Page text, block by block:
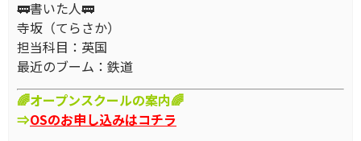
🚃書いた人🚃
寺坂（てらさか）
担当科目：英国
最近のブーム：鉄道
🌈オープンスクールの案内🌈
⇒OSのお申し込みはコチラ